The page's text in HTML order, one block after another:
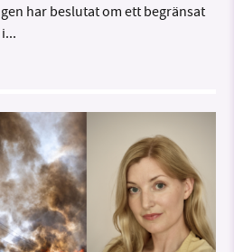
har beslutat om ett begränsat